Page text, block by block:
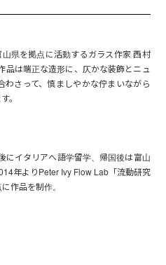
県を拠点に活動するガラス作家 西村
品は端正な造形に、仄かな装飾とニュ
さって、慎ましやかな佇まいながら
。
にイタリアへ語学留学、帰国後は富山
年よりPeter Ivy Flow Lab「流動研究
作品を制作。